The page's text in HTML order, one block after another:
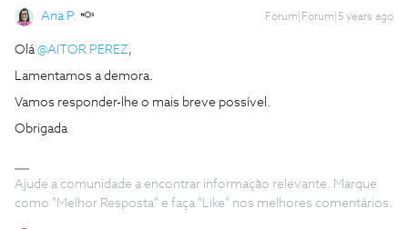
Ana P. Forum|Forum|5 years ago
Olá@AITOR PEREZ,
Lamentamos a demora.
Vamos responder-lhe o mais breve possível.
Obrigada
Ajude a comunidade a encontrar informação relevante. Marque
como "Melhor Resposta" e faça "Like" nos melhores comentários.